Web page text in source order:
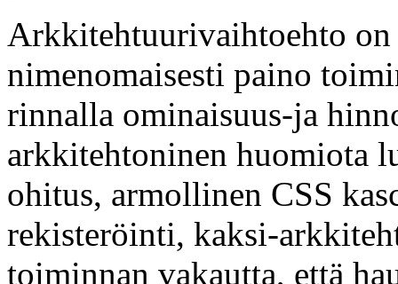
Arkkitehtuurivaihtoehto
nimenomaisesti paino
rinnalla ominaisuus-ja
arkkitehtoninen huomiota
ohitus, armollinen CSS
rekisteröinti, kaksi-
toiminnan vakautta, että